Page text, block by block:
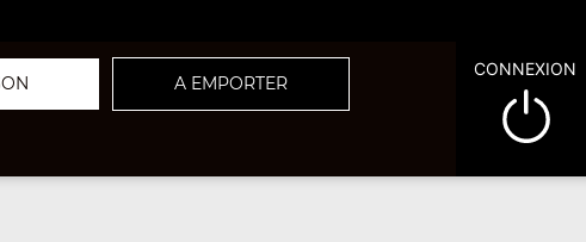
A EMPORTER
CONNEXION